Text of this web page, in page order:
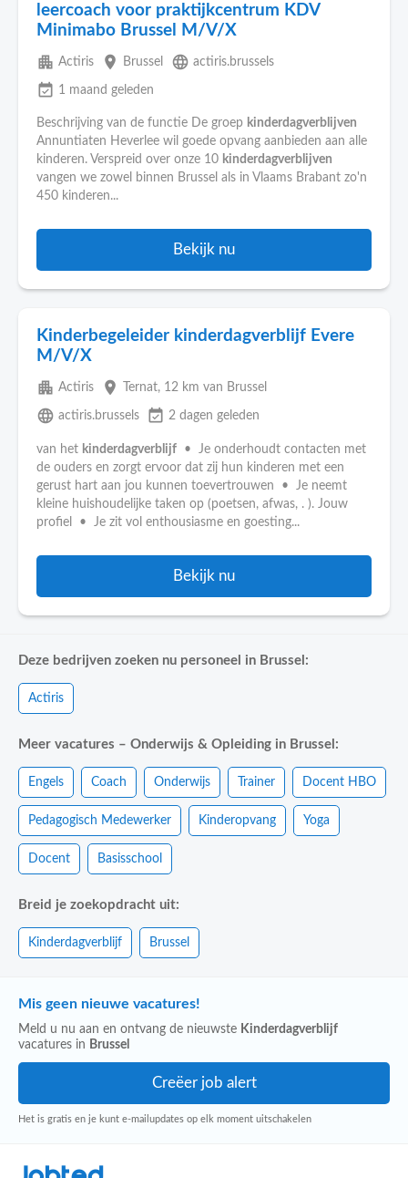
leercoach voor praktijkcentrum KDV
Minimabo Brussel M/V/X
apartment Actiris place Brussel language actiris.brussels
event_available 1 maand geleden
Beschrijving van de functie De groep kinderdagverblijven
Annuntiaten Heverlee wil goede opvang aanbieden aan alle
kinderen. Verspreid over onze 10 kinderdagverblijven
vangen we zowel binnen Brussel als in Vlaams Brabant zo'n
450 kinderen...
Bekijk nu
Kinderbegeleider kinderdagverblijf Evere
M/V/X
apartment Actiris place Ternat, 12 km van Brussel
language actiris.brussels event_available 2 dagen geleden
van het kinderdagverblijf • Je onderhoudt contacten met
de ouders en zorgt ervoor dat zij hun kinderen met een
gerust hart aan jou kunnen toevertrouwen • Je neemt
kleine huishoudelijke taken op (poetsen, afwas, . ). Jouw
profiel • Je zit vol enthousiasme en goesting...
Bekijk nu
Deze bedrijven zoeken nu personeel in Brussel:
Actiris
Meer vacatures – Onderwijs & Opleiding in Brussel:
Engels Coach Onderwijs Trainer Docent HBO
Pedagogisch Medewerker Kinderopvang Yoga
Docent Basisschool
Breid je zoekopdracht uit:
Kinderdagverblijf Brussel
Mis geen nieuwe vacatures!
Meld u nu aan en ontvang de nieuwste Kinderdagverblijf
vacatures in Brussel
Het is gratis en je kunt e-mailupdates op elk moment uitschakelen